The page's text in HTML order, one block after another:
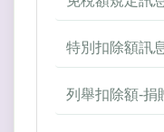
特別扣除額訊
列舉扣除額-捐